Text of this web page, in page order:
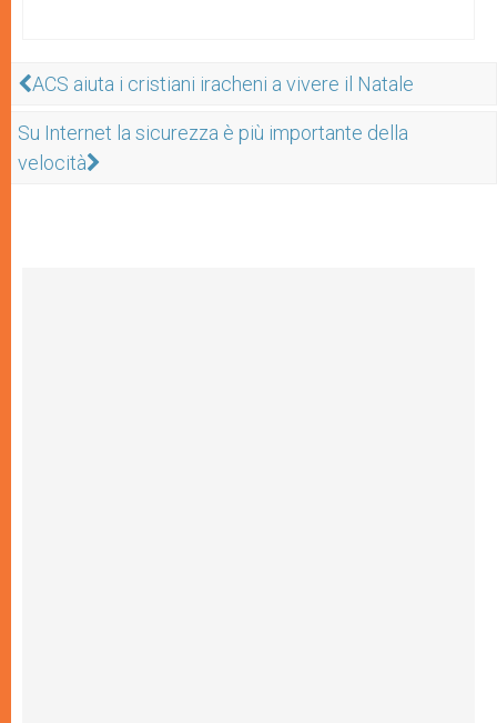
ACS aiuta i cristiani iracheni a vivere il Natale
Su Internet la sicurezza è più importante della
velocità